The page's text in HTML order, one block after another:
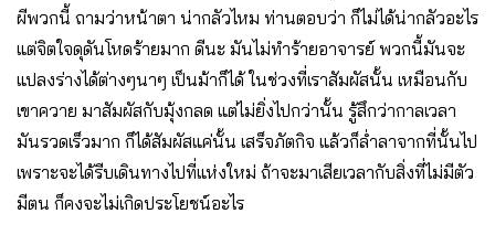
ผีพวกนี้ ถามว่าหน้าตา น่ากลัวไหม ท่านตอบว่า ก็ไม่ได้น่ากลัวอะไร
แต่จิตใจดุดันโหดร้ายมาก ดีนะ มันไม่ทำร้ายอาจารย์ พวกนี้มันจะ
แปลงร่างได้ต่างๆนาๆ เป็นม้าก็ได้ ในช่วงที่เราสัมผัสนั้น เหมือนกับ
เขาควาย มาสัมผัสกับมุ้งกลด แต่ไม่ยิ่งไปกว่านั้น รู้สึกว่ากาลเวลา
มันรวดเร็วมาก ก็ได้สัมผัสแค่นั้น เสร็จภัตกิจ แล้วก็ล่ำลาจากที่นั้นไป
เพราะจะได้รีบเดินทางไปที่แห่งใหม่ ถ้าจะมาเสียเวลากับสิ่งที่ไม่มีตัว
มีตน ก็คงจะไม่เกิดประโยชน์อะไร